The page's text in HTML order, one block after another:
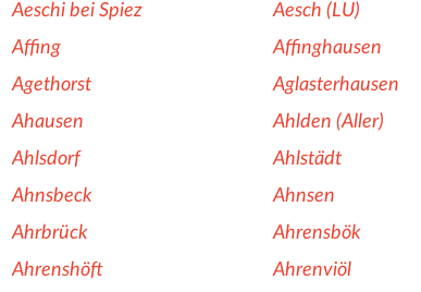
Aeschi bei Spiez Aesch (LU)
Affing Affinghausen
Agethorst Aglasterhausen
Ahausen Ahlden (Aller)
Ahlsdorf Ahlstädt
Ahnsbeck Ahnsen
Ahrbrück Ahrensbök
Ahrenshöft Ahrenviöl